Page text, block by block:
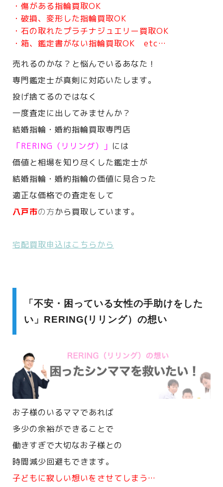
・傷がある指輪買取OK
・破損、変形した指輪買取OK
・石の取れたプラチナジュエリー買取OK
・箱、鑑定書がない指輪買取OK etc…
売れるのかな？と悩んでいるあなた！
専門鑑定士が真剣に対応いたします。
投げ捨てるのではなく
一度査定に出してみませんか？
結婚指輪・婚約指輪買取専門店
「RERING（リリング）」 には
価値と相場を知り尽くした鑑定士が
結婚指輪・婚約指輪の価値に見合った
適正な価格での査定をして
八戸市の方から買取しています。
宅配買取申込はこちらから
「不安・困っている女性の手助けをした
い」RERING(リリング）の想い
お子様のいるママであれば
多少の余裕ができることで
働きすぎで大切なお子様との
時間減少回避もできます。
子どもに寂しい想いをさせてしまう…